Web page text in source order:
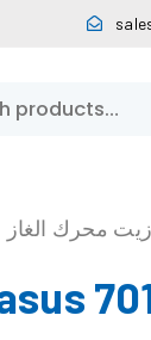
زيت محرك الغاز